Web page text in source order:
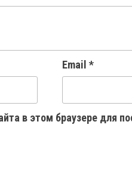
Email *
в этом браузере для